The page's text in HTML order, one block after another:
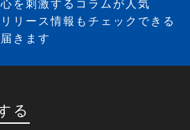
を刺激するコラムが人気
リース情報もチェックできる
きます
る